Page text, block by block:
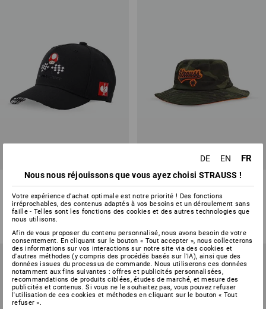
Mario Kart Casquette, enfants
2 couleurs
14,88 €
Chapeau e.s.e:pic, enfants
2 couleurs
à p. de 9,40 €
DE EN FR
Nous nous réjouissons que vous ayez choisi STRAUSS !
Votre expérience d'achat optimale est notre priorité ! Des fonctions
irréprochables, des contenus adaptés à vos besoins et un déroulement sans
faille - Telles sont les fonctions des cookies et des autres technologies que
nous utilisons.
Afin de vous proposer du contenu personnalisé, nous avons besoin de votre
consentement. En cliquant sur le bouton « Tout accepter », nous collecterons
des informations sur vos interactions sur notre site via des cookies et
d'autres méthodes (y compris des procédés basés sur l'IA), ainsi que des
données issues du processus de commande. Nous utiliserons ces données
notamment aux fins suivantes : offres et publicités personnalisées,
recommandations de produits ciblées, études de marché, et mesure des
publicités et contenus. Si vous ne le souhaitez pas, vous pouvez refuser
l'utilisation de ces cookies et méthodes en cliquant sur le bouton « Tout
refuser ».